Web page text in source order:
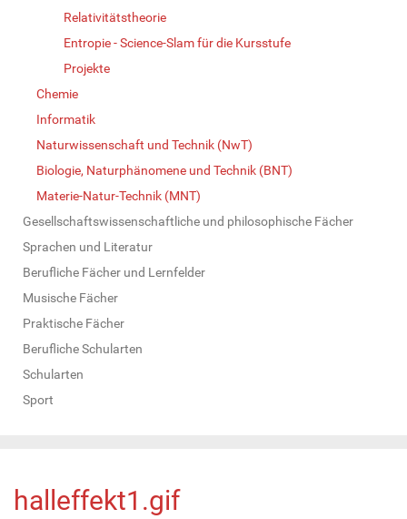
Relativitätstheorie
Entropie - Science-Slam für die Kursstufe
Projekte
Chemie
Informatik
Naturwissenschaft und Technik (NwT)
Biologie, Naturphänomene und Technik (BNT)
Materie-Natur-Technik (MNT)
Gesellschaftswissenschaftliche und philosophische Fächer
Sprachen und Literatur
Berufliche Fächer und Lernfelder
Musische Fächer
Praktische Fächer
Berufliche Schularten
Schularten
Sport
halleffekt1.gif